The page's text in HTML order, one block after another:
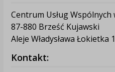
Centrum Usług
87-880 Brześć Kujawski
Aleje Władysława Łokietka
Kontakt: